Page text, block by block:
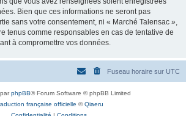
Bien que ces informations ne seront pas
sans votre consentement, ni « Marché Talensac »,
tenus comme responsables en cas de tentative de
à compromettre vos données.
Fuseau horaire sur UTC
phpBB® Forum Software © phpBB Limited
française officielle ©Qiaeru